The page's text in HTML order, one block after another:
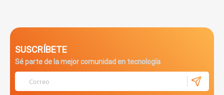
SUSCRÍBETE
Sé parte de la mejor comunidad en tecnología